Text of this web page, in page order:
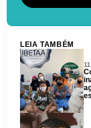
LEIA TAMBÉM